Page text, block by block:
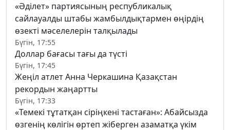
«Әділет» партиясының республикалық
сайлауалды штабы жамбылдықтармен өңірдің
өзекті мәселелерін талқылады
Бүгін, 17:55
Доллар бағасы тағы да түсті
Бүгін, 17:45
Жеңіл атлет Анна Черкашина Қазақстан
рекордын жаңартты
Бүгін, 17:33
«Темекі тұтатқан сіріңкені тастаған»: Абайсызда
өзгенің көлігін өртеп жіберген азаматқа үкім